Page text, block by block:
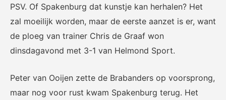
PSV. Of Spakenburg dat kunstje kan herhalen? Het
zal moeilijk worden, maar de eerste aanzet is er, want
de ploeg van trainer Chris de Graaf won
dinsdagavond met 3-1 van Helmond Sport.
Peter van Ooijen zette de Brabanders op voorsprong,
maar nog voor rust kwam Spakenburg terug. Het